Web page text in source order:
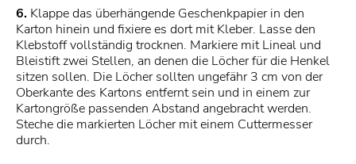
6. Klappe das überhängende Geschenkpapier in den
Karton hinein und fixiere es dort mit Kleber. Lasse den
Klebstoff vollständig trocknen. Markiere mit Lineal und
Bleistift zwei Stellen, an denen die Löcher für die Henkel
sitzen sollen. Die Löcher sollten ungefähr 3 cm von der
Oberkante des Kartons entfernt sein und in einem zur
Kartongröße passenden Abstand angebracht werden.
Steche die markierten Löcher mit einem Cuttermesser
durch.